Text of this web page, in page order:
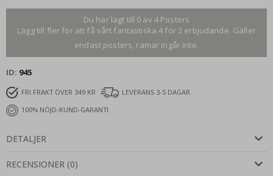
Du har lagt till 0 av 4 Posters
Lägg till fler för att få vårt fantastiska 4 för 2 erbjudande. Gäller
endast posters, ramar ingår inte.
ID 945
FRI FRAKT ÖVER 349 KR
LEVERANS 3-5 DAGAR
100% NÖJD-KUND-GARANTI
DETALJER
RECENSIONER (0)